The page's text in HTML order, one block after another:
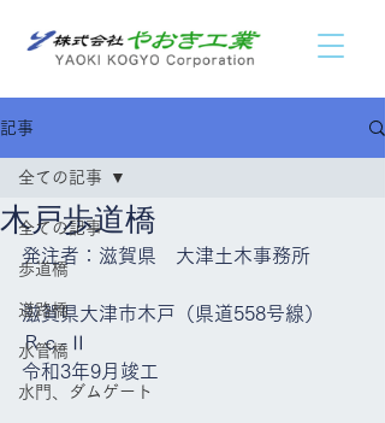
記事
全ての記事
歩道橋
道路橋
水管橋
水門、ダムゲート
全ての記事
木戸歩道橋
発注者：滋賀県　大津土木事務所
滋賀県大津市木戸（県道558号線）
Ｒｃ-Ⅱ
令和3年9月竣工